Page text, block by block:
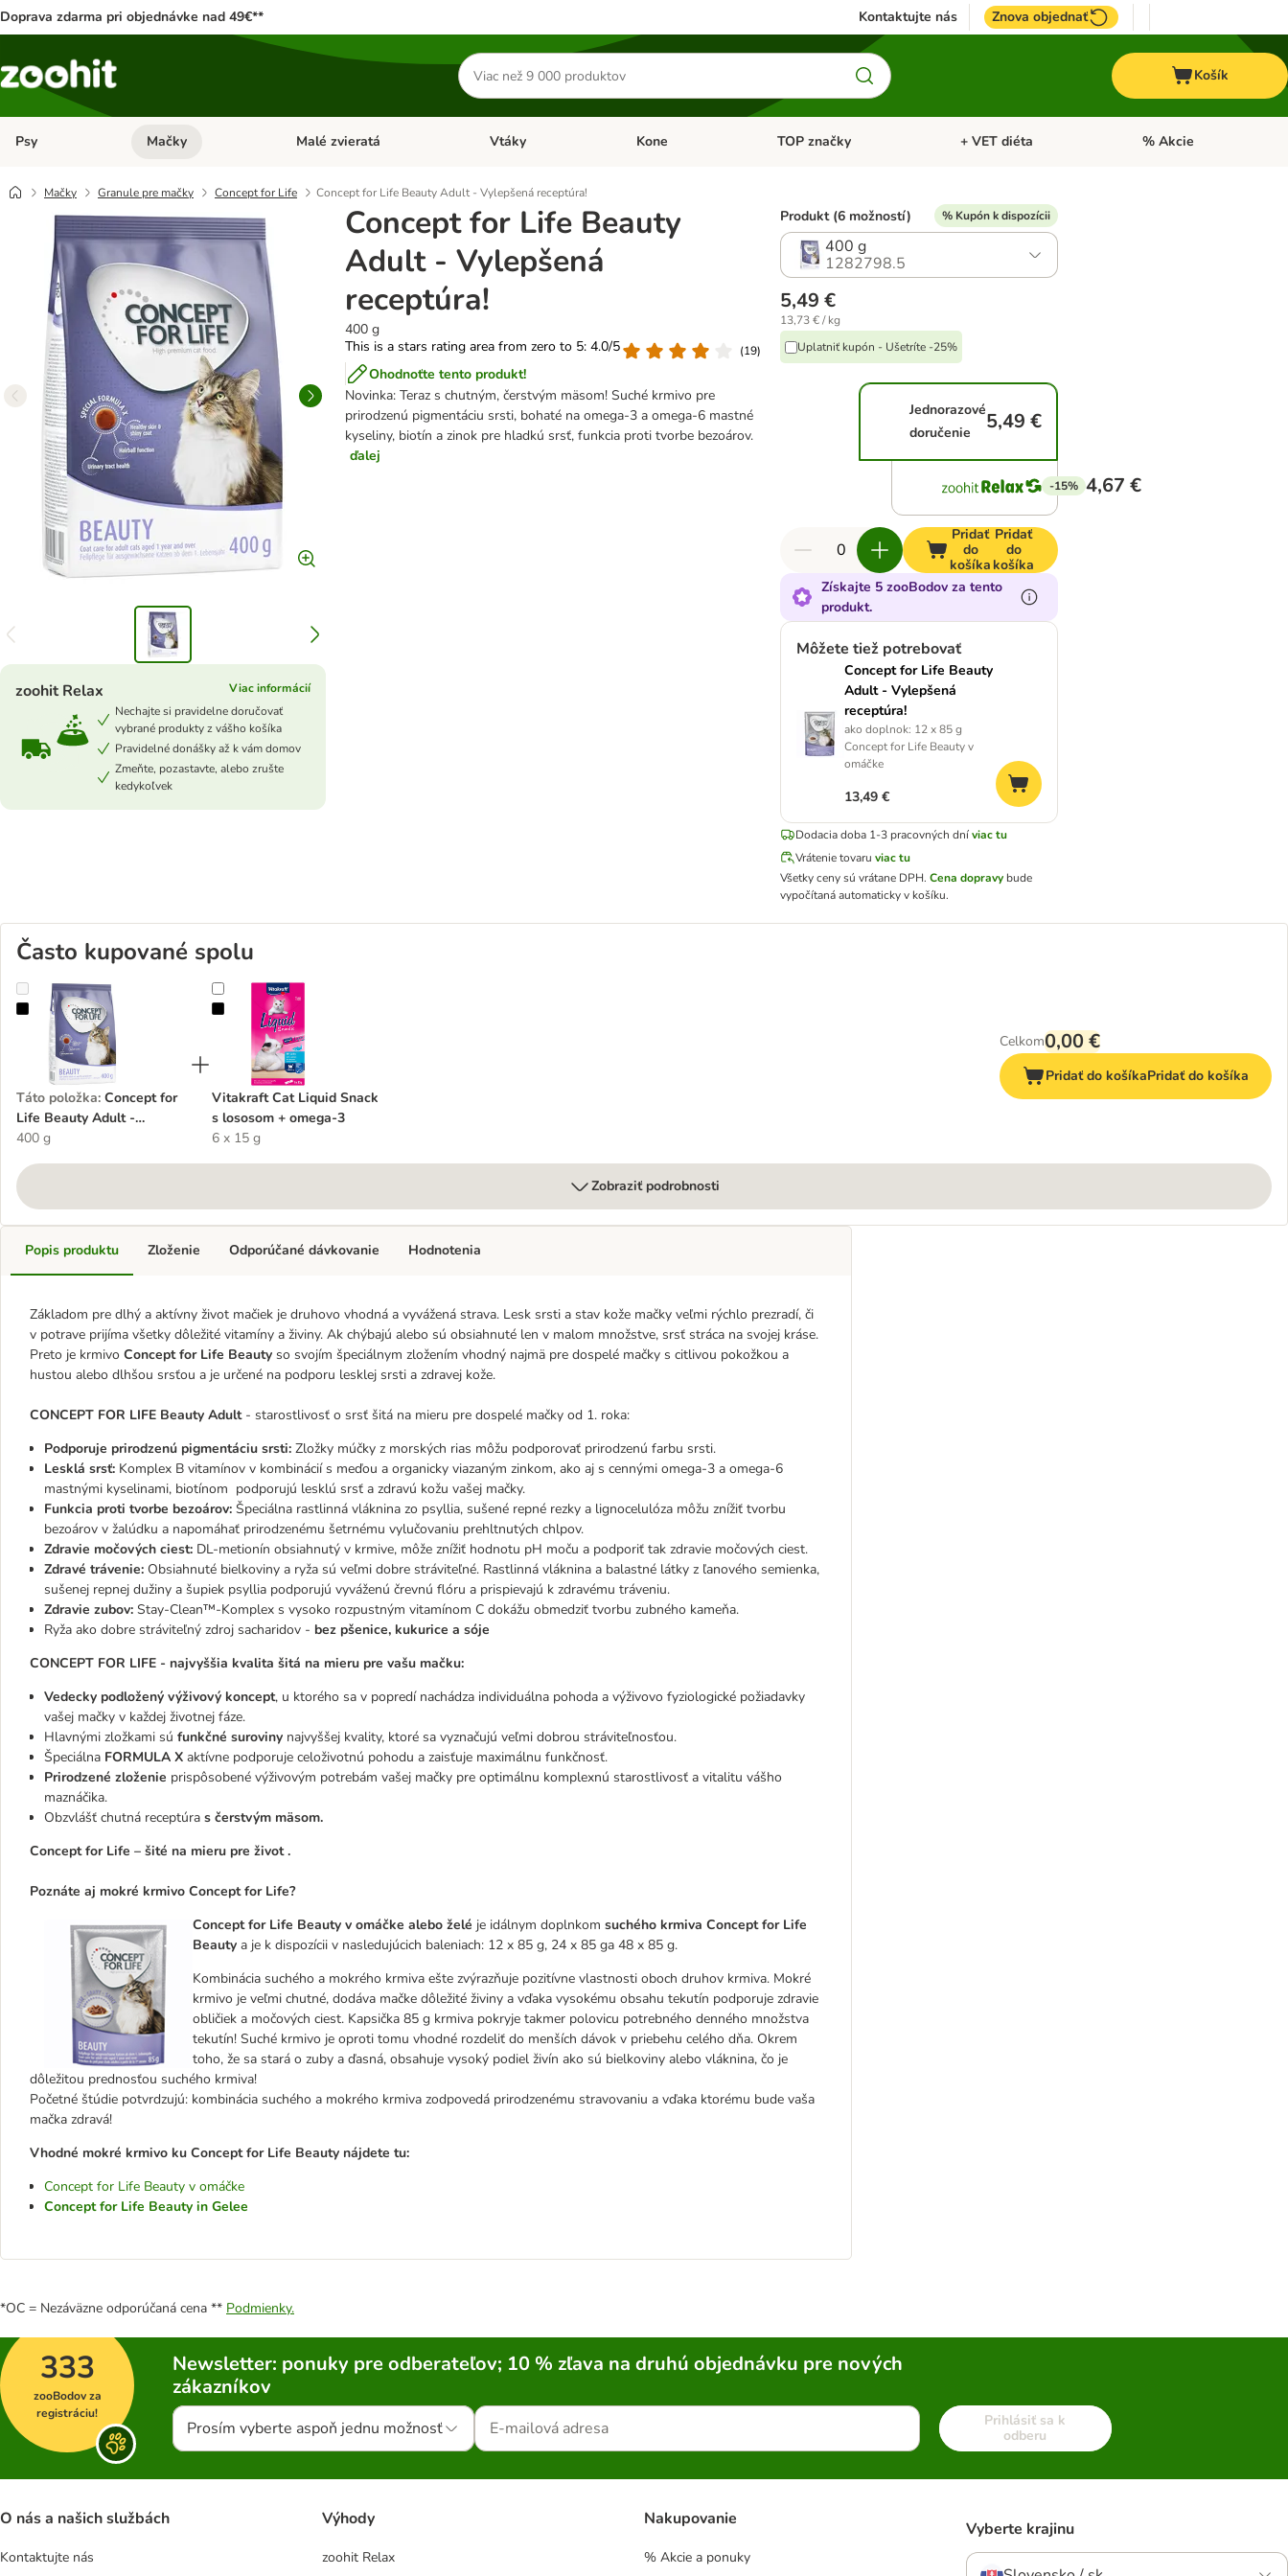
Doprava zdarma pri objednávke nad 49€** Kontaktujte nás Znova objednať
Hľadať
produkty
Košík
Psy Otvoriť menu: Psy
Mačky Otvoriť menu: Mačky
Malé zvieratá Otvoriť menu: Malé zvieratá
Vtáky Otvoriť menu: Vtáky
Kone Otvoriť menu: Kone
TOP značky Otvoriť menu: TOP značky
+ VET diéta Otvoriť menu: + VET diéta
% Akcie
Mačky Granule pre mačky Concept for Life Concept for Life Beauty Adult - Vylepšená receptúra!
Concept for Life Beauty
Adult - Vylepšená
receptúra!
400 g
This is a stars rating area from zero to 5: 4.0/5
(19)
Ohodnoťte tento produkt!
Novinka: Teraz s chutným, čerstvým mäsom! Suché krmivo pre
prirodzenú pigmentáciu srsti, bohaté na omega-3 a omega-6 mastné
kyseliny, biotín a zinok pre hladkú srsť, funkcia proti tvorbe bezoárov.
ďalej
zoohit Relax
Viac informácií
Nechajte si pravidelne doručovať
vybrané produkty z vášho košíka
Pravidelné donášky až k vám domov
Zmeňte, pozastavte, alebo zrušte
kedykoľvek
Produkt (6 možností) % Kupón k dispozícii
400 g
1282798.5
5,49 €
13,73 € / kg
Uplatniť kupón - Ušetríte -25%
Jednorazové
doručenie
5,49 €
-15% 4,67 €
Pridať
do
košíka
Pridať
do
košíka
Získajte 5 zooBodov za tento
produkt.
Môžete tiež potrebovať
Concept for Life Beauty
Adult - Vylepšená
receptúra!
ako doplnok: 12 x 85 g
Concept for Life Beauty v
omáčke
13,49 €
Dodacia doba 1-3 pracovných dníviac tu
Vrátenie tovaru viac tu
Všetky ceny sú vrátane DPH. Cena dopravy bude
vypočítaná automaticky v košíku.
Často kupované spolu
Concept for Life Beauty Adult - Vylepšená receptúra!
Táto položka: Concept for
Life Beauty Adult -
Vylepšená receptúra!
400 g
Vitakraft Cat Liquid Snack s lososom + omega-3
Vitakraft Cat Liquid Snack
s lososom + omega-3
6 x 15 g
Celkom0,00 €
Pridať do košíkaPridať do košíka
Zobraziť podrobnosti
Popis produktu
Základom pre dlhý a aktívny život mačiek je druhovo vhodná a vyvážená strava. Lesk srsti a stav kože mačky veľmi rýchlo prezradí, či
v potrave prijíma všetky dôležité vitamíny a živiny. Ak chýbajú alebo sú obsiahnuté len v malom množstve, srsť stráca na svojej kráse.
Preto je krmivo Concept for Life Beauty so svojím špeciálnym zložením vhodný najmä pre dospelé mačky s citlivou pokožkou a
hustou alebo dlhšou srsťou a je určené na podporu lesklej srsti a zdravej kože.
CONCEPT FOR LIFE Beauty Adult- starostlivosť o srsť šitá na mieru pre dospelé mačky od 1. roka:
Podporuje prirodzenú pigmentáciu srsti: Zložky múčky z morských rias môžu podporovať prirodzenú farbu srsti.
Lesklá srsť: Komplex B vitamínov v kombinácií s meďou a organicky viazaným zinkom, ako aj s cennými omega-3 a omega-6
mastnými kyselinami, biotínom podporujú lesklú srsť a zdravú kožu vašej mačky.
Funkcia proti tvorbe bezoárov: Špeciálna rastlinná vláknina zo psyllia, sušené repné rezky a lignocelulóza môžu znížiť tvorbu
bezoárov v žalúdku a napomáhať prirodzenému šetrnému vylučovaniu prehltnutých chlpov.
Zdravie močových ciest: DL-metionín obsiahnutý v krmive, môže znížiť hodnotu pH moču a podporiť tak zdravie močových ciest.
Zdravé trávenie: Obsiahnuté bielkoviny a ryža sú veľmi dobre stráviteľné. Rastlinná vláknina a balastné látky z ľanového semienka,
sušenej repnej dužiny a šupiek psyllia podporujú vyváženú črevnú flóru a prispievajú k zdravému tráveniu.
Zdravie zubov: Stay-Clean™-Komplex s vysoko rozpustným vitamínom C dokážu obmedziť tvorbu zubného kameňa.
Ryža ako dobre stráviteľný zdroj sacharidov - bez pšenice, kukurice a sóje
CONCEPT FOR LIFE - najvyššia kvalita šitá na mieru pre vašu mačku:
Vedecky podložený výživový koncept, u ktorého sa v popredí nachádza individuálna pohoda a výživovo fyziologické požiadavky
vašej mačky v každej životnej fáze.
Hlavnými zložkami sú funkčné suroviny najvyššej kvality, ktoré sa vyznačujú veľmi dobrou stráviteľnosťou.
Špeciálna FORMULA X aktívne podporuje celoživotnú pohodu a zaisťuje maximálnu funkčnosť.
Prirodzené zloženie prispôsobené výživovým potrebám vašej mačky pre optimálnu komplexnú starostlivosť a vitalitu vášho
maznáčika.
Obzvlášť chutná receptúra s čerstvým mäsom.
Concept for Life – šité na mieru pre život .
Poznáte aj mokré krmivo Concept for Life?
Concept for Life Beauty v omáčke alebo želé je idálnym doplnkom suchého krmiva Concept for Life
Beauty a je k dispozícii v nasledujúcich baleniach: 12 x 85 g, 24 x 85 ga 48 x 85 g.
Kombinácia suchého a mokrého krmiva ešte zvýrazňuje pozitívne vlastnosti oboch druhov krmiva. Mokré
krmivo je veľmi chutné, dodáva mačke dôležité živiny a vďaka vysokému obsahu tekutín podporuje zdravie
obličiek a močových ciest. Kapsička 85 g krmiva pokryje takmer polovicu potrebného denného množstva
tekutín! Suché krmivo je oproti tomu vhodné rozdeliť do menších dávok v priebehu celého dňa. Okrem
toho, že sa stará o zuby a ďasná, obsahuje vysoký podiel živín ako sú bielkoviny alebo vláknina, čo je
dôležitou prednosťou suchého krmiva!
Početné štúdie potvrdzujú: kombinácia suchého a mokrého krmiva zodpovedá prirodzenému stravovaniu a vďaka ktorému bude vaša
mačka zdravá!
Vhodné mokré krmivo ku Concept for Life Beauty nájdete tu:
Concept for Life Beauty v omáčke
Concept for Life Beauty in Gelee
Zloženie Odporúčané dávkovanie Hodnotenia
*OC = Nezáväzne odporúčaná cena ** Podmienky.
333
zooBodov za
registráciu!
Newsletter: ponuky pre odberateľov; 10 % zľava na druhú objednávku pre nových
zákazníkov
Prosím vyberte aspoň jednu možnosť
Prihlásiť sa k
odberu
O nás a našich službách
Kontaktujte nás
Výhody
zoohit Relax
Nakupovanie
% Akcie a ponuky
Vyberte krajinu